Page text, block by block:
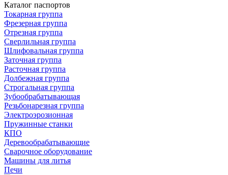
Каталог паспортов
Токарная группа
Фрезерная группа
Отрезная группа
Сверлильная группа
Шлифовальная группа
Заточная группа
Расточная группа
Долбежная группа
Строгальная группа
Зубообрабатывающая
Резьбонарезная группа
Электроэрозионная
Пружинные станки
КПО
Деревообрабатывающие
Сварочное оборудование
Машины для литья
Печи